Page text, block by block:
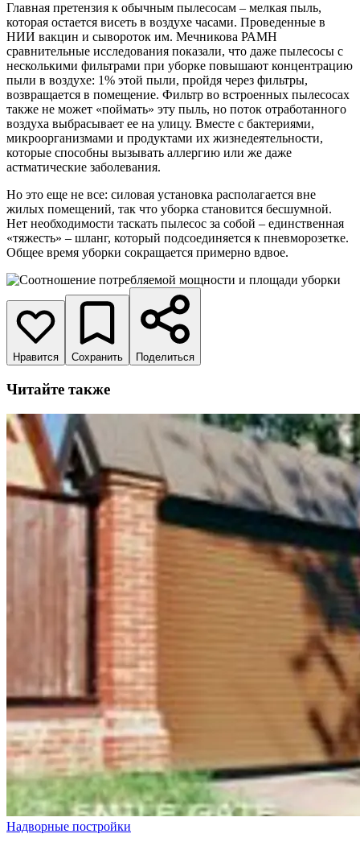
Главная претензия к обычным пылесосам – мелкая пыль,
которая остается висеть в воздухе часами. Проведенные в
НИИ вакцин и сывороток им. Мечникова РАМН
сравнительные исследования показали, что даже пылесосы с
несколькими фильтрами при уборке повышают концентрацию
пыли в воздухе: 1% этой пыли, пройдя через фильтры,
возвращается в помещение. Фильтр во встроенных пылесосах
также не может «поймать» эту пыль, но поток отработанного
воздуха выбрасывает ее на улицу. Вместе с бактериями,
микроорганизмами и продуктами их жизнедеятельности,
которые способны вызывать аллергию или же даже
астматические заболевания.
Но это еще не все: силовая установка располагается вне
жилых помещений, так что уборка становится бесшумной.
Нет необходимости таскать пылесос за собой – единственная
«тяжесть» – шланг, который подсоединяется к пневморозетке.
Общее время уборки сокращается примерно вдвое.
Нравится Сохранить Поделиться
Читайте также
Надворные постройки